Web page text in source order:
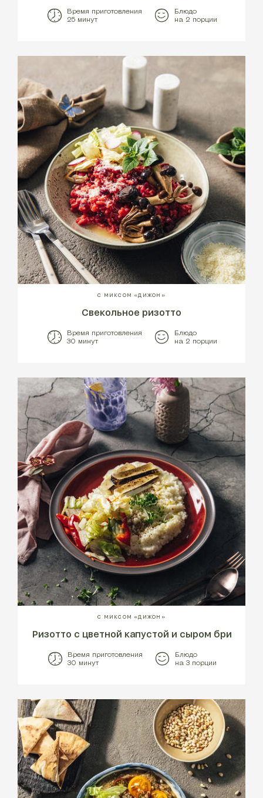
Время приготовления
25 минут
Блюдо
на 2 порции
С МИКСОМ «ДИЖОН»
Свекольное ризотто
Время приготовления
30 минут
Блюдо
на 2 порции
С МИКСОМ «ДИЖОН»
Ризотто с цветной капустой и сыром бри
Время приготовления
30 минут
Блюдо
на 3 порции